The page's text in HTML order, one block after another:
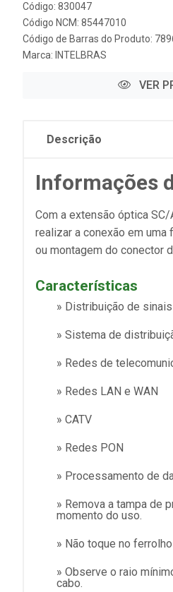
Código: 830047
Código NCM: 85447010
Código de Barras do Produto:
Marca: INTELBRAS
VER
Descrição
Informações
Com a extensão óptica
realizar a conexão em uma
ou montagem do conector
Características
» Distribuição de
» Sistema de
» Redes de
» Redes LAN e WAN
» CATV
» Redes PON
» Processamento de
» Remova a tampa de
momento do uso.
» Não toque no
» Observe o raio
cabo.